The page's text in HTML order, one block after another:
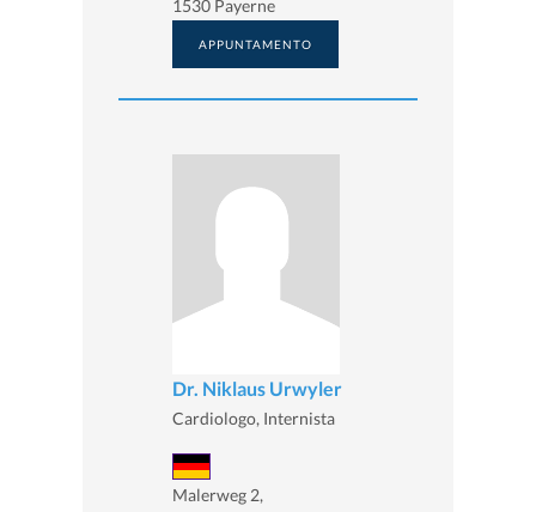
1530 Payerne
APPUNTAMENTO
Dr. Niklaus Urwyler
Cardiologo, Internista
Malerweg 2,